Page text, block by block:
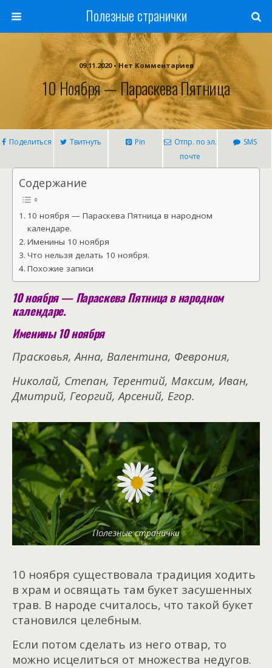
Полезные странички
09.11.2020 • Нет Комментариев
10 Ноября — Параскева Пятница
Поделиться Твитнуть Pin
Отпр. по эл.
почте
SMS
Содержание
10 ноября — Параскева Пятница в народном
календаре.
Именины 10 ноября
Что нельзя делать 10 ноября.
Похожие записи
10 ноября — Параскева Пятница в народном
календаре.
Именины 10 ноября
Прасковья, Анна, Валентина, Феврония,
Николай, Степан, Терентий, Максим, Иван,
Дмитрий, Георгий, Арсений, Егор.
10 ноября существовала традиция ходить
в храм и освящать там букет засушенных
трав. В народе считалось, что такой букет
становился целебным.
Если потом сделать из него отвар, то
можно исцелиться от множества недугов.